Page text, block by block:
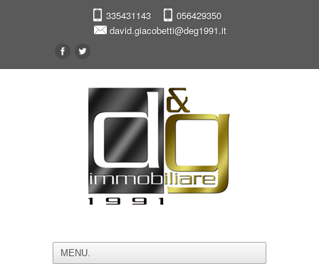
335431143
056429350
david.giacobetti@deg1991.it